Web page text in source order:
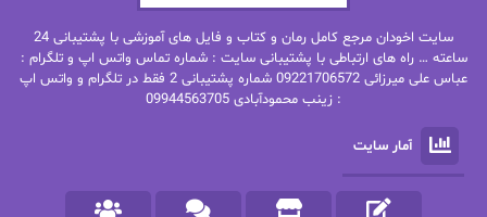
بیتا فرخی
پاتریشیا ویلسون پرتو فرهمند
پرستو اسحقی
پرستو مهاجر
پرهام رسولی
سایت اخودان مرجع کامل رمان و کتاب و فایل های آموزشی با پشتیبانی 24
ساعته … راه های ارتباطی با پشتیبانی سایت : شماره تماس واتس اپ و تلگرام :
عباس علی میرزائی 09221706572 شماره پشتیبانی 2 فقط در تلگرام و واتس اپ
: زینب محمودآبادی 09944563705
آمار سایت